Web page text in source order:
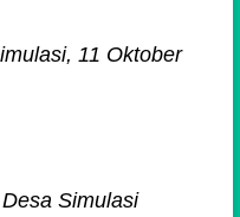
11 Oktober
Simulasi